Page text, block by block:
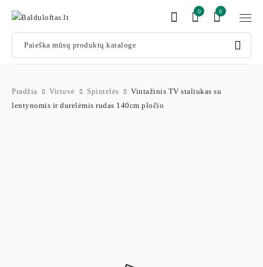
0
0
Pradžia Virtuvė Spintelės
Vintažinis TV staliukas su
lentynomis ir durelėmis rudas 140cm pločio